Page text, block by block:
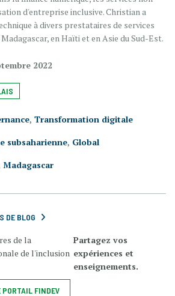
d'entreprise inclusive. Christian a
à divers prestataires de services
en Haïti et en Asie du Sud-Est.
2022
, Transformation digitale
subsaharienne, Global
Madagascar
DE BLOG
de la
de l'inclusion
Partagez vos
expériences et
enseignements.
PORTAIL FINDEV